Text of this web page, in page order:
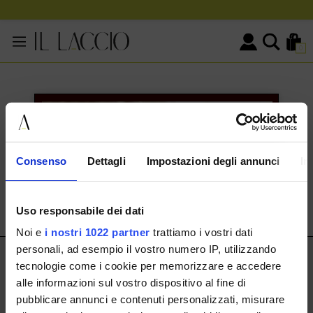
Consenso Dettagli Impostazioni degli annunci
Uso responsabile dei dati
Noi e i nostri 1022 partner trattiamo i vostri dati
personali, ad esempio il vostro numero IP, utilizzando
tecnologie come i cookie per memorizzare e accedere
alle informazioni sul vostro dispositivo al fine di
pubblicare annunci e contenuti personalizzati, misurare
0
KONTAKTINFORMATIONEN
Via Cassala 20 25126 Brescia
+393291008001
IL LACCIO
IL LACCIO